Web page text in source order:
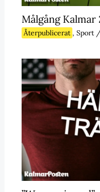
Målgång Kalmar
Återpublicerat , Sport/